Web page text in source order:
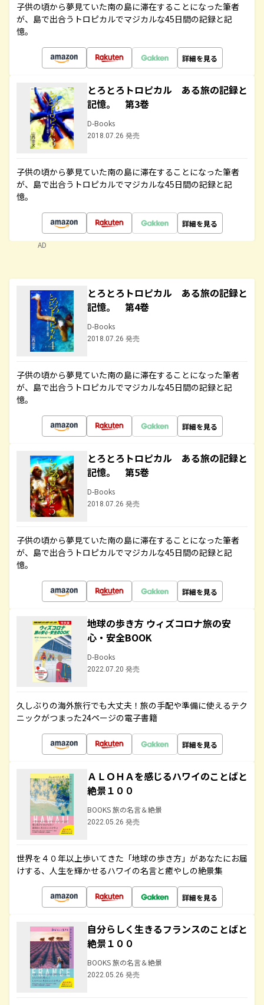
子供の頃から夢見ていた南の島に滞在することになった筆者
が、島で出合うトロピカルでマジカルな45日間の記録と記
憶。
詳細を見る
とろとろトロピカル ある旅の記録と
記憶。 第3巻
D-Books
2018.07.26 発売
子供の頃から夢見ていた南の島に滞在することになった筆者
が、島で出合うトロピカルでマジカルな45日間の記録と記
憶。
詳細を見る
AD
とろとろトロピカル ある旅の記録と
記憶。 第4巻
D-Books
2018.07.26 発売
子供の頃から夢見ていた南の島に滞在することになった筆者
が、島で出合うトロピカルでマジカルな45日間の記録と記
憶。
詳細を見る
とろとろトロピカル ある旅の記録と
記憶。 第5巻
D-Books
2018.07.26 発売
子供の頃から夢見ていた南の島に滞在することになった筆者
が、島で出合うトロピカルでマジカルな45日間の記録と記
憶。
詳細を見る
地球の歩き方 ウィズコロナ旅の安
心・安全BOOK
D-Books
2022.07.20 発売
久しぶりの海外旅行でも大丈夫！旅の手配や準備に使えるテク
ニックがつまった24ページの電子書籍
詳細を見る
ＡＬＯＨＡを感じるハワイのことばと
絶景１００
BOOKS 旅の名言＆絶景
2022.05.26 発売
世界を４０年以上歩いてきた「地球の歩き方」があなたにお届
けする、人生を輝かせるハワイの名言と癒やしの絶景集
詳細を見る
自分らしく生きるフランスのことばと
絶景１００
BOOKS 旅の名言＆絶景
2022.05.26 発売